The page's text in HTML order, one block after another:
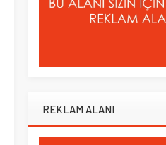
REKLAM ALANI